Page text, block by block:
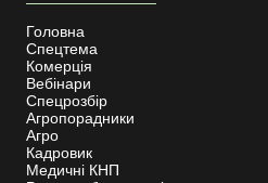
Головна
Спецтема
Комерція
Вебінари
Спецрозбір
Агропорадники
Агро
Кадровик
Медичні КНП